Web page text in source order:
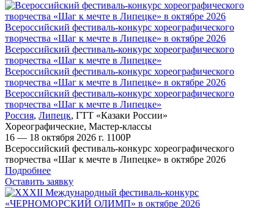
Всероссийский фестиваль-конкурс хореографического
творчества «Шаг к мечте в Липецке» в октябре 2026
Всероссийский фестиваль-конкурс хореографического
творчества «Шаг к мечте в Липецке»
Всероссийский фестиваль-конкурс хореографического
творчества «Шаг к мечте в Липецке» в октябре 2026
Всероссийский фестиваль-конкурс хореографического
творчества «Шаг к мечте в Липецке»
Россия, Липецк, ГТТ «Казаки России»
Хореографические, Мастер-классы
16 — 18 октября 2026 г. 1100Р
Всероссийский фестиваль-конкурс хореографического
творчества «Шаг к мечте в Липецке» в октябре 2026
Подробнее
Оставить заявку